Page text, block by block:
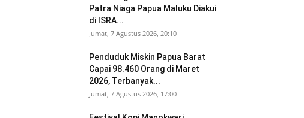
Patra Niaga Papua Maluku Diakui
di ISRA...
Jumat, 7 Agustus 2026, 20:10
Penduduk Miskin Papua Barat
Capai 98.460 Orang di Maret
2026, Terbanyak...
Jumat, 7 Agustus 2026, 17:00